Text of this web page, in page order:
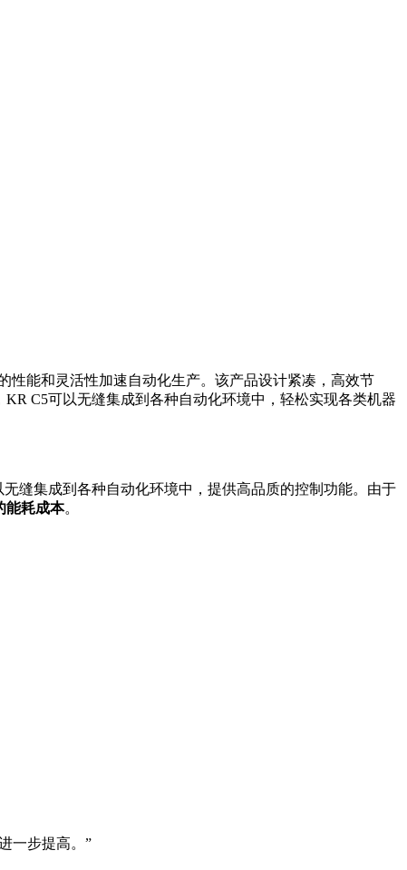
性能和灵活性加速自动化生产。该产品设计紧凑，高效节
C5可以无缝集成到各种自动化环境中，轻松实现各类机器
缝集成到各种自动化环境中，提供高品质的控制功能。由于
能耗成本。
一步提高。”